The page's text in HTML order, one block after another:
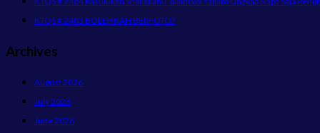
KTQS # 2483 BOLEHKAH BERFOTO?
Archives
August 2026
July 2026
June 2026